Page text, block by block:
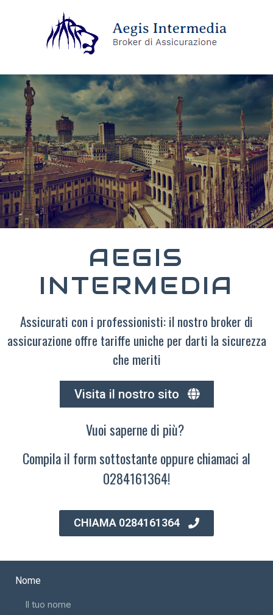
AEGIS
INTERMEDIA
Assicurati con i professionisti: il nostro broker di
assicurazione offre tariffe uniche per darti la sicurezza
che meriti
Visita il nostro sito
Vuoi saperne di più?
Compila il form sottostante oppure chiamaci al
0284161364!
CHIAMA 0284161364
Nome